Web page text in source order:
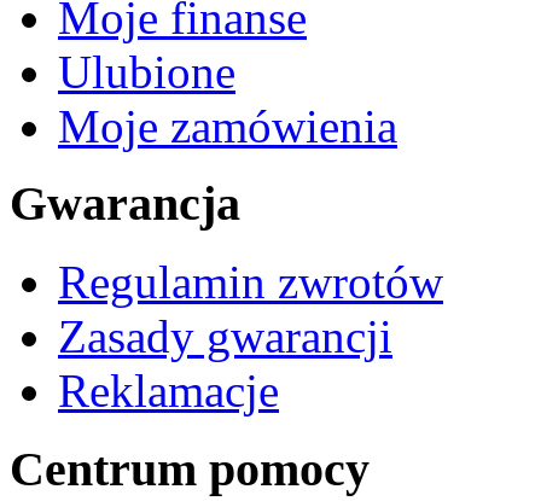
Moje finanse
Ulubione
Moje zamówienia
Gwarancja
Regulamin zwrotów
Zasady gwarancji
Reklamacje
Centrum pomocy